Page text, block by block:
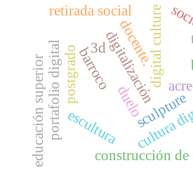
escultura
digitalización
3d
cultura
barroco
sculpture
digital culture
portafolio digital
construcción de
docente.
postgrado
educación superior duelo
retirada social